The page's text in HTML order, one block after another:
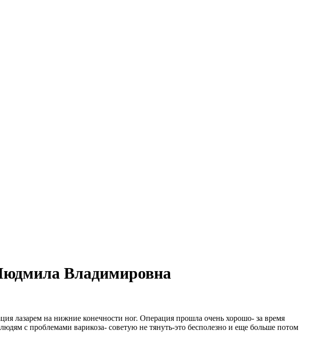
Владимировна
лазарем на нижние конечности ног. Операция прошла очень хорошо- за время
с проблемами варикоза- советую не тянуть-это бесполезно и еще больше потом